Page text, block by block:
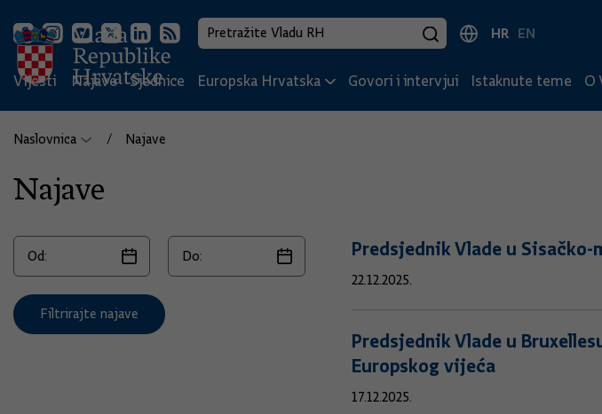
HR EN
Vijesti Najave Sjednice Europska Hrvatska Govori i intervjui Istaknute teme O
Naslovnica Najave
Najave
Filtrirajte najave
Predsjednik Vlade u
22.12.2025.
Predsjednik Vlade u
Europskog vijeća
17.12.2025.